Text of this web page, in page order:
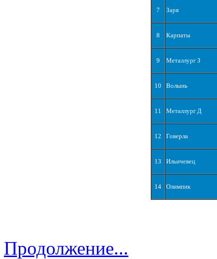
7 Заря
8 Карпаты
9 Металлург З
10 Волынь
11 Металлург Д
12 Говерла
13 Ильичевец
14 Олимпик
Продолжение...